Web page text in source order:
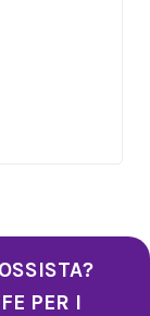
PER I